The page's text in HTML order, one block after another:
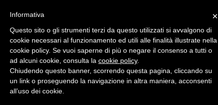
Home Dossier Regioni
×
Informativa
Questo sito o gli strumenti terzi da questo utilizzati si avvalgono di
cookie necessari al funzionamento ed utili alle finalità illustrate nella
cookie policy. Se vuoi saperne di più o negare il consenso a tutti o
ad alcuni cookie, consulta la cookie policy.
Chiudendo questo banner, scorrendo questa pagina, cliccando su
un link o proseguendo la navigazione in altra maniera, acconsenti
all’uso dei cookie.